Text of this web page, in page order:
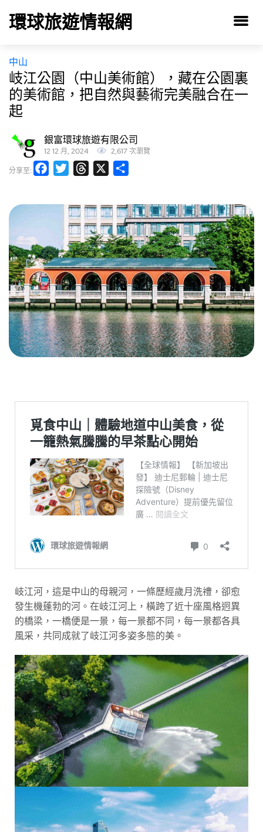
環球旅遊情報網
中山
岐江公園（中山美術館），藏在公園裏
的美術館，把自然與藝術完美融合在一
起
銀富環球旅遊有限公司
12 12 月, 2024 2,617 次瀏覽
分享至: FacebookTwitterThreads
岐江河，這是中山的母親河，一條歷經歲月洗禮，卻愈
發生機蓬勃的河。在岐江河上，橫跨了近十座風格迥異
的橋梁，一橋便是一景，每一景都不同，每一景都各具
風采，共同成就了岐江河多姿多態的美。